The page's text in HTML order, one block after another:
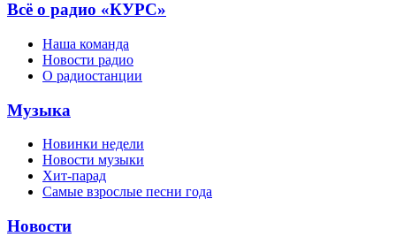
Всё о радио «КУРС»
Наша команда
Новости радио
О радиостанции
Музыка
Новинки недели
Новости музыки
Хит-парад
Самые взрослые песни года
Новости